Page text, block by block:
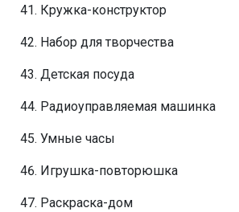
Кружка-конструктор
Набор для творчества
Детская посуда
Радиоуправляемая машинка
Умные часы
Игрушка-повторюшка
Раскраска-дом